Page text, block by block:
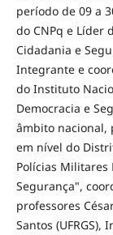
período de 09 a
do CNPq e Líder
Cidadania e
Integrante e
do Instituto
Democracia e
âmbito nacional,
em nível do
Polícias Militares
Segurança",
professores
Santos